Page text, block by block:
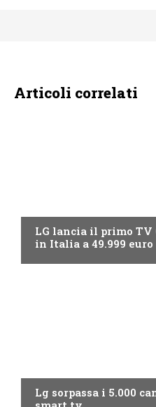
Articoli correlati
LG lancia il primo TV
in Italia a 49.999 euro
Lg sorpassa i 5.000